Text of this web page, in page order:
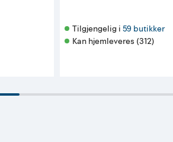
Tilgjengelig i 59 butikker
Kan hjemleveres (312)